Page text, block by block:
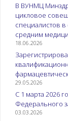
В ВУНМЦ
цикловое
специалистов
средним
18.06.2026
29.05.2026
С 1 марта 2026
Федерального
03.03.2026